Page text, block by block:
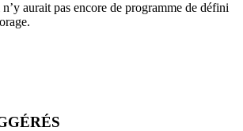
aurait pas encore de programme de défini